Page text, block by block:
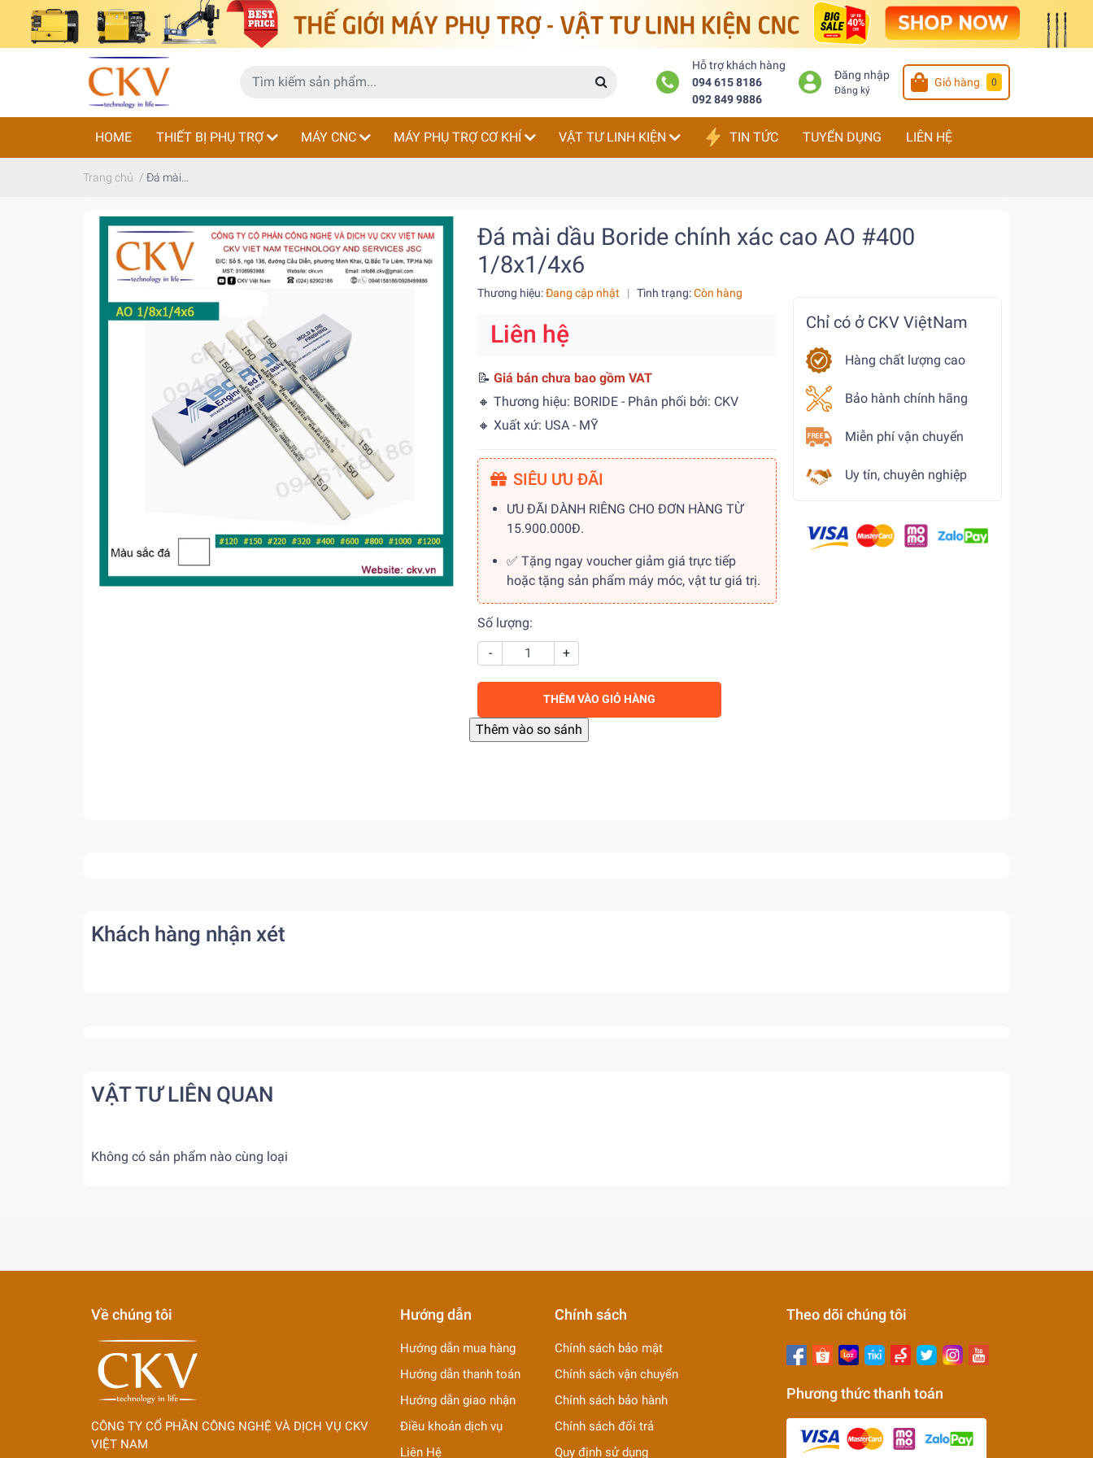
Hỗ trợ khách hàng
094 615 8186
092 849 9886
Đăng nhập
Đăng ký
Giỏ hàng 0
HOME THIẾT BỊ PHỤ TRỢ MÁY CNC MÁY PHỤ TRỢ CƠ KHÍ VẬT TƯ LINH KIỆN TIN TỨC TUYỂN DỤNG LIÊN HỆ
Trang chủ / Đá mài...
Đá mài dầu Boride chính xác cao AO #400
1/8x1/4x6
Thương hiệu:Đang cập nhật | Tình trạng:Còn hàng
Liên hệ
📝 Giá bán chưa bao gồm VAT
🔸 Thương hiệu: BORIDE - Phân phối bởi: CKV
🔸 Xuất xứ: USA - MỸ
SIÊU ƯU ĐÃI
ƯU ĐÃI DÀNH RIÊNG CHO ĐƠN HÀNG TỪ
15.900.000Đ.
✅ Tặng ngay voucher giảm giá trực tiếp
hoặc tặng sản phẩm máy móc, vật tư giá trị.
Số lượng:
-
+
THÊM VÀO GIỎ HÀNG
Chỉ có ở CKV ViệtNam
Hàng chất lượng cao
Bảo hành chính hãng
Miễn phí vận chuyển
Uy tín, chuyên nghiệp
Khách hàng nhận xét
VẬT TƯ LIÊN QUAN
Không có sản phẩm nào cùng loại
Về chúng tôi
CÔNG TY CỔ PHẦN CÔNG NGHỆ VÀ DỊCH VỤ CKV
VIỆT NAM
Hướng dẫn
Hướng dẫn mua hàng
Hướng dẫn thanh toán
Hướng dẫn giao nhận
Điều khoản dịch vụ
Liên Hệ
Chính sách
Chính sách bảo mật
Chính sách vận chuyển
Chính sách bảo hành
Chính sách đổi trả
Quy định sử dụng
Theo dõi chúng tôi
Phương thức thanh toán